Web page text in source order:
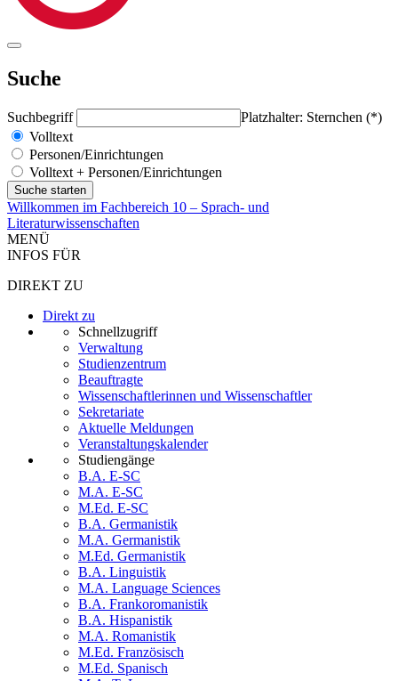
Suche
Suchbegriff
Platzhalter: Sternchen (*)
Volltext
Personen/Einrichtungen
Volltext + Personen/Einrichtungen
Willkommen im Fachbereich 10 – Sprach- und
Literaturwissenschaften
MENÜ
INFOS FÜR
DIREKT ZU
Direkt zu
Schnellzugriff
Verwaltung
Studienzentrum
Beauftragte
Wissenschaftlerinnen und Wissenschaftler
Sekretariate
Aktuelle Meldungen
Veranstaltungskalender
Studiengänge
B.A. E-SC
M.A. E-SC
M.Ed. E-SC
B.A. Germanistik
M.A. Germanistik
M.Ed. Germanistik
B.A. Linguistik
M.A. Language Sciences
B.A. Frankoromanistik
B.A. Hispanistik
M.A. Romanistik
M.Ed. Französisch
M.Ed. Spanisch